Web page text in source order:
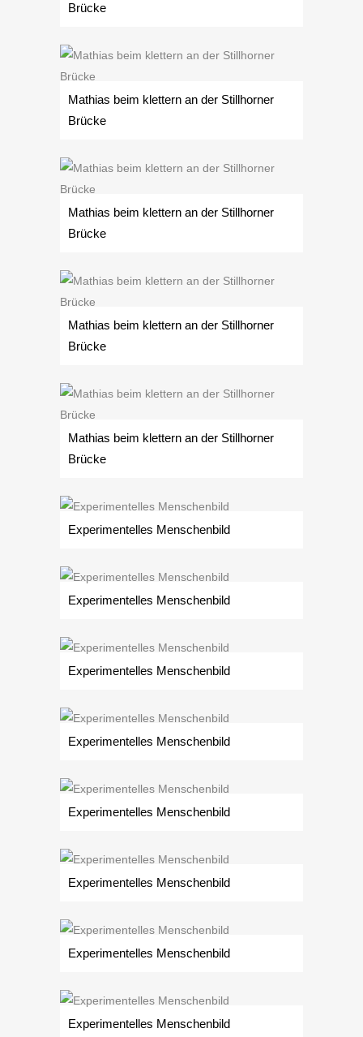
Brücke
Mathias beim klettern an der Stillhorner
Brücke
Mathias beim klettern an der Stillhorner
Brücke
Mathias beim klettern an der Stillhorner
Brücke
Mathias beim klettern an der Stillhorner
Brücke
Experimentelles Menschenbild
Experimentelles Menschenbild
Experimentelles Menschenbild
Experimentelles Menschenbild
Experimentelles Menschenbild
Experimentelles Menschenbild
Experimentelles Menschenbild
Experimentelles Menschenbild